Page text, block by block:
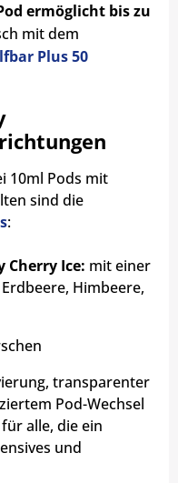
ermöglicht bis zu
mit dem
Plus 50
10ml Pods mit
sind die
:
Cherry Ice: mit einer
Himbeere,
transparenter
Pod-Wechsel
alle, die ein
und